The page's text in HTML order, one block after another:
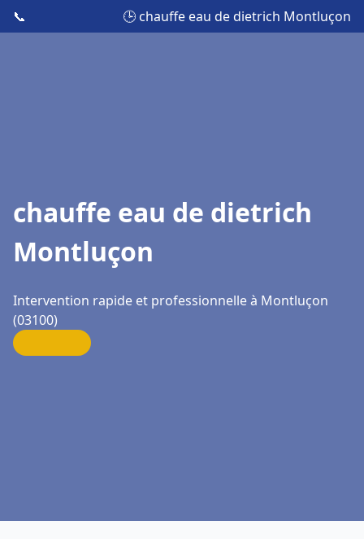
📞 🕒 chauffe eau de dietrich Montluçon
chauffe eau de dietrich
Montluçon
Intervention rapide et professionnelle à Montluçon
(03100)